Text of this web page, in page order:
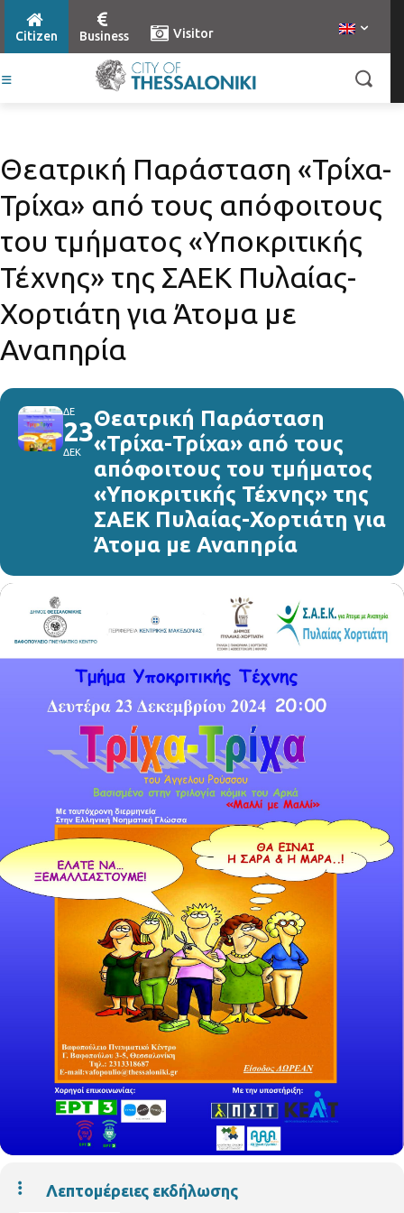
Citizen Business Visitor
Θεατρική Παράσταση «Τρίχα-
Τρίχα» από τους απόφοιτους
του τμήματος «Υποκριτικής
Τέχνης» της ΣΑΕΚ Πυλαίας-
Χορτιάτη για Άτομα με
Αναπηρία
ΔΕ
23
ΔΕΚ
Θεατρική Παράσταση
«Τρίχα-Τρίχα» από τους
απόφοιτους του τμήματος
«Υποκριτικής Τέχνης» της
ΣΑΕΚ Πυλαίας-Χορτιάτη για
Άτομα με Αναπηρία
Λεπτομέρειες εκδήλωσης